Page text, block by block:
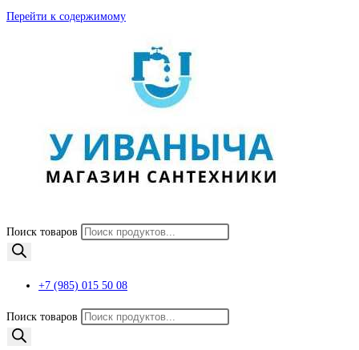
Перейти к содержимому
Поиск товаров
+7 (985) 015 50 08
Поиск товаров